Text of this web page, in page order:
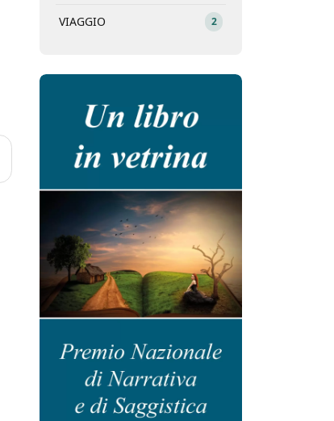
SCOPRI IL VOLUME
VIAGGIO 2